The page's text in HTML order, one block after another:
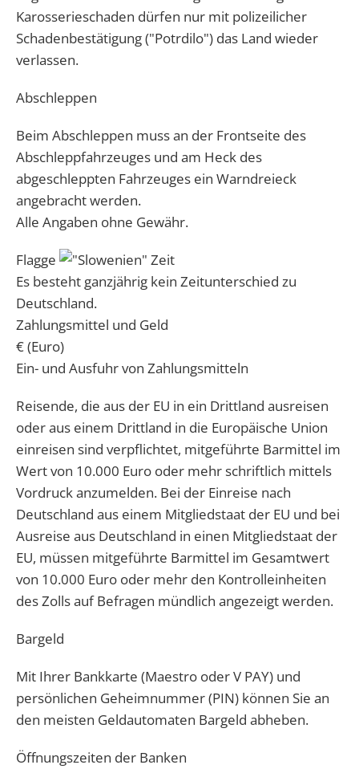
Karosserieschaden dürfen nur mit polizeilicher
Schadenbestätigung ("Potrdilo") das Land wieder
verlassen.
Abschleppen
Beim Abschleppen muss an der Frontseite des
Abschleppfahrzeuges und am Heck des
abgeschleppten Fahrzeuges ein Warndreieck
angebracht werden.
Alle Angaben ohne Gewähr.
Flagge
Zeit
Es besteht ganzjährig kein Zeitunterschied zu
Deutschland.
Zahlungsmittel und Geld
€ (Euro)
Ein- und Ausfuhr von Zahlungsmitteln
Reisende, die aus der EU in ein Drittland ausreisen
oder aus einem Drittland in die Europäische Union
einreisen sind verpflichtet, mitgeführte Barmittel im
Wert von 10.000 Euro oder mehr schriftlich mittels
Vordruck anzumelden. Bei der Einreise nach
Deutschland aus einem Mitgliedstaat der EU und bei
Ausreise aus Deutschland in einen Mitgliedstaat der
EU, müssen mitgeführte Barmittel im Gesamtwert
von 10.000 Euro oder mehr den Kontrolleinheiten
des Zolls auf Befragen mündlich angezeigt werden.
Bargeld
Mit Ihrer Bankkarte (Maestro oder V PAY) und
persönlichen Geheimnummer (PIN) können Sie an
den meisten Geldautomaten Bargeld abheben.
Öffnungszeiten der Banken